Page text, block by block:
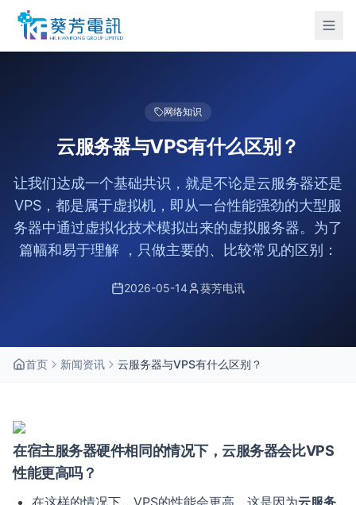
网络知识
云服务器与VPS有什么区别？
让我们达成一个基础共识，就是不论是云服务器还是
VPS，都是属于虚拟机，即从一台性能强劲的大型服
务器中通过虚拟化技术模拟出来的虚拟服务器。为了
篇幅和易于理解 ，只做主要的、比较常见的区别：
2026-05-14 葵芳电讯
首页 新闻资讯 云服务器与VPS有什么区别？
在宿主服务器硬件相同的情况下，云服务器会比VPS
性能更高吗？
在这样的情况下，VPS的性能会更高。这是因为云服务